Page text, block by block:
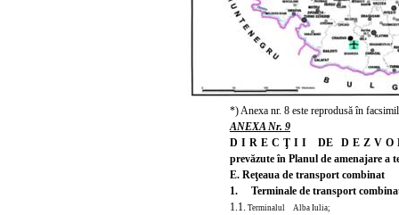
*) Anexa nr. 8 este reprodusă în
ANEXA Nr. 9
DIRECŢII
DE
prevăzute în Planul de amenajare
E. Reţeaua de transport combinat
1. Terminale de transport combinat
1.1.
Terminalul Alba Iulia;